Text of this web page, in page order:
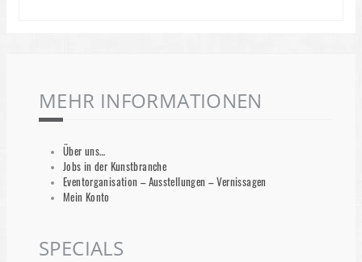
MEHR INFORMATIONEN
Über uns…
Jobs in der Kunstbranche
Eventorganisation – Ausstellungen – Vernissagen
Mein Konto
SPECIALS